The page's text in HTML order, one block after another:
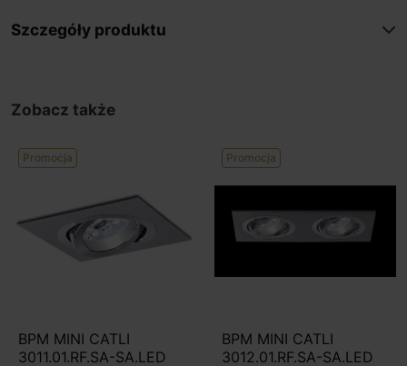
Szczegóły produktu
Zobacz także
Promocja
BPM MINI CATLI
3011.01.RF.SA-SA.LED
Promocja
BPM MINI CATLI
3012.01.RF.SA-SA.LED